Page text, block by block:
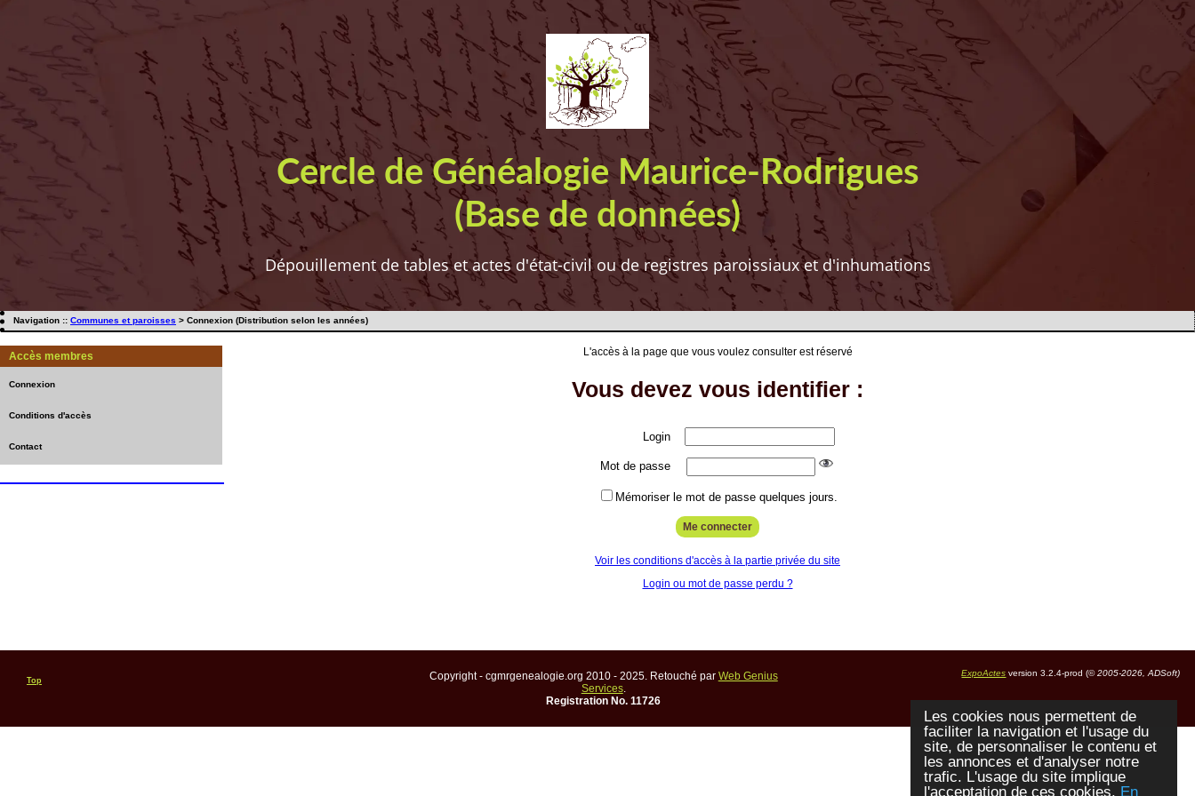
Les cookies nous permettent de
faciliter la navigation et l'usage du
site, de personnaliser le contenu et
les annonces et d'analyser notre
trafic. L'usage du site implique
l'acceptation de ces cookies. En
Cercle de Généalogie Maurice-Rodrigues
(Base de données)
Dépouillement de tables et actes d'état-civil ou de registres paroissiaux et d'inhumations
Navigation :: Communes et paroisses > Connexion (Distribution selon les années)
Accès membres
Connexion
Conditions d'accès
Contact
L'accès à la page que vous voulez consulter est réservé
Vous devez vous identifier :
Login
Mot de passe
Mémoriser le mot de passe quelques jours.
Voir les conditions d'accès à la partie privée du site
Login ou mot de passe perdu ?
Top Copyright - cgmrgenealogie.org 2010 - 2025. Retouché par Web Genius
Services.
Registration No. 11726
ExpoActes version 3.2.4-prod (©2005-2026, ADSoft)